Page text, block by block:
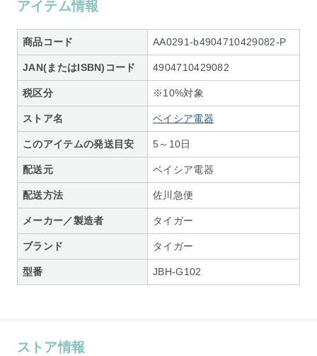
アイテム情報
商品コード AA0291-b4904710429082-P
JAN(またはISBN)コード 4904710429082
税区分 ※10%対象
ストア名 ベイシア電器
このアイテムの発送目安 5～10日
配送元 ベイシア電器
配送方法 佐川急便
メーカー／製造者 タイガー
ブランド タイガー
型番 JBH-G102
ストア情報